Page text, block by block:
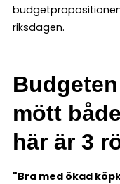
riksdagen.
mött
här är 3
"Bra med ökad